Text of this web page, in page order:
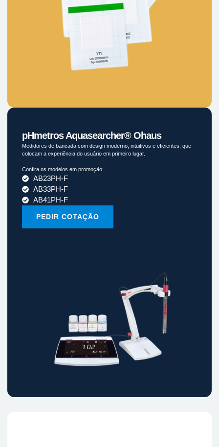
pHmetros Aquasearcher® Ohaus
Medidores de bancada com design moderno, intuitivos e eficientes, que
colocam a experiência do usuário em primeiro lugar.
Confira os modelos em promoção:
AB23PH-F
AB33PH-F
AB41PH-F
PEDIR COTAÇÃO